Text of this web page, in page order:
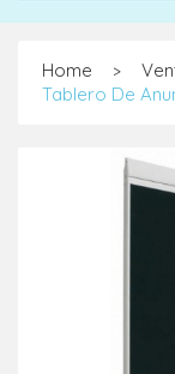
Home >
Tablero De